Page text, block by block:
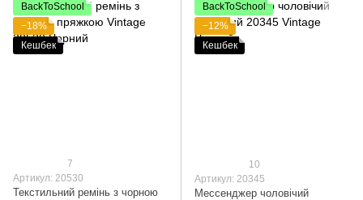
BackToSchool
−18%
Кешбек
7
Артикул: 20530
Текстильний ремінь з чорною
BackToSchool
−12%
Кешбек
10
Артикул: 20345
Мессенджер чоловічий